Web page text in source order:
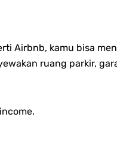
Airbnb, kamu bisa
ruang parkir,